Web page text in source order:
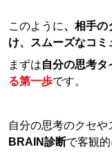
このように、相手の
け、スムーズなコミ
まずは自分の思考タ
る第一歩です。
自分の思考のクセや
BRAIN診断で客観